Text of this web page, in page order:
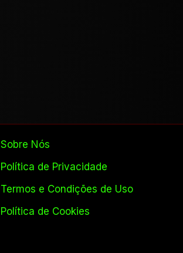
Sobre Nós
Política de Privacidade
Termos e Condições de Uso
Política de Cookies